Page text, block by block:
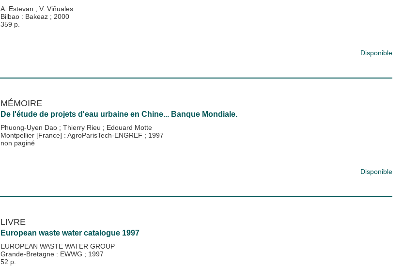
A. Estevan ; V. Viñuales
Bilbao : Bakeaz ; 2000
359 p.
Disponible
MÉMOIRE
De l'étude de projets d'eau urbaine en Chine... Banque Mondiale.
Phuong-Uyen Dao ; Thierry Rieu ; Edouard Motte
Montpellier [France] : AgroParisTech-ENGREF ; 1997
non paginé
Disponible
LIVRE
European waste water catalogue 1997
EUROPEAN WASTE WATER GROUP
Grande-Bretagne : EWWG ; 1997
52 p.